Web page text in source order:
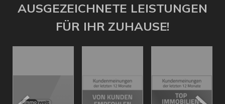
AUSGEZEICHNETE LEISTUNGEN
FÜR IHR ZUHAUSE!